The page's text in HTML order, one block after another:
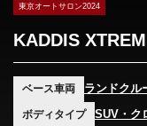
東京オートサロン2024
KADDIS
ベース車両 ランドクル
ボディタイプ SUV・ク